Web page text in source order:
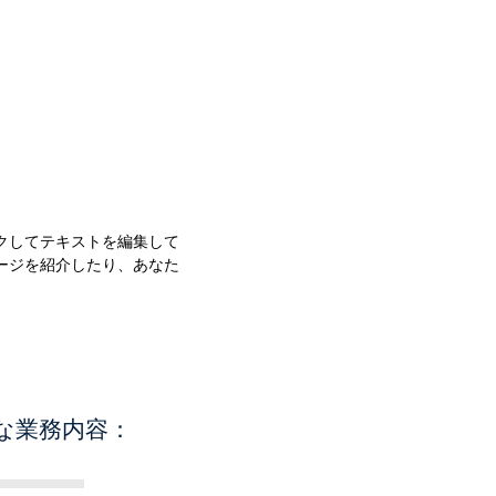
してテキストを編集して
ジを紹介したり、あなた
業務内容：